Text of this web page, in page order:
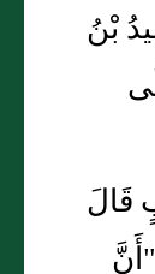
بْنُ
قَالَ